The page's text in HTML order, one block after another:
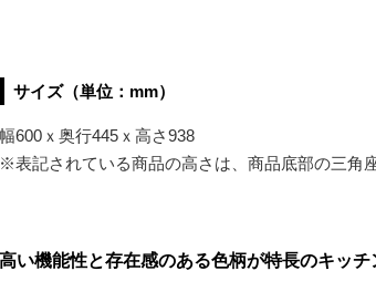
サイズ（単位：mm）
幅600ｘ奥行445ｘ高さ938
※表記されている商品の高さは、商品底部の三角
高い機能性と存在感のある色柄が特長のキッ